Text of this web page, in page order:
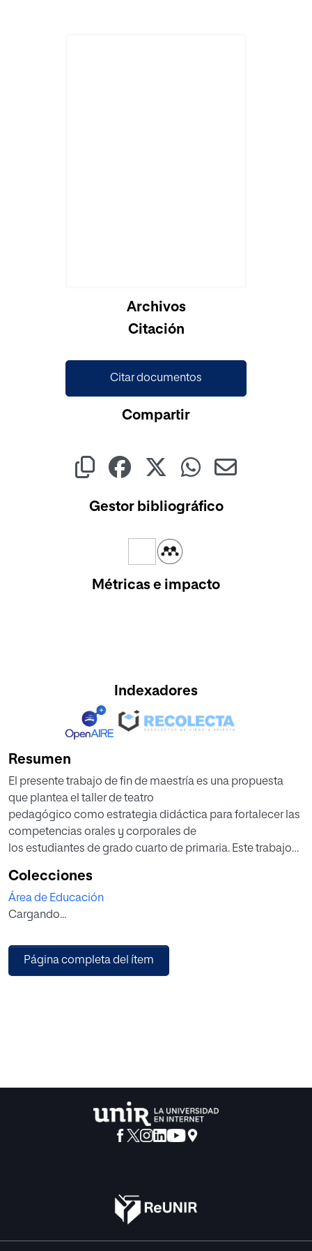
Archivos
Citación
Citar documentos
Compartir
Gestor bibliográfico
Métricas e impacto
Indexadores
Resumen
El presente trabajo de fin de maestría es una propuesta
que plantea el taller de teatro
pedagógico como estrategia didáctica para fortalecer las
competencias orales y corporales de
los estudiantes de grado cuarto de primaria. Este trabajo
didáctica de la lengua y la literatura infantil, a razón de que
el teatro es uno de los géneros
literarios, además, usa las competencias oral y corporal
estrategia didáctica orientaría al docente para la
planeación de actividades pedagógicas y
se identifican sus debilidades y se
actuaría para la solución de la situación.
Colecciones
Área de Educación
Cargando...
Página completa del ítem